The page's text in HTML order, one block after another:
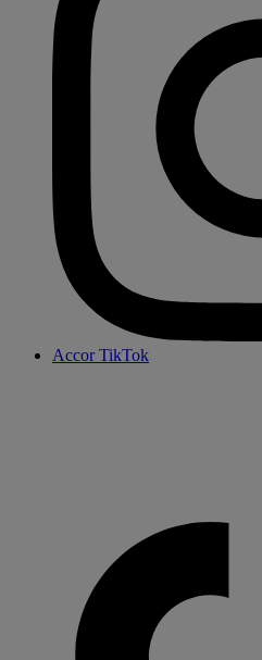
Accor TikTok